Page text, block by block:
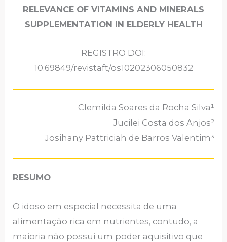
RELEVANCE OF VITAMINS AND MINERALS
SUPPLEMENTATION IN ELDERLY HEALTH
REGISTRO DOI:
10.69849/revistaft/os10202306050832
Clemilda Soares da Rocha Silva¹
Jucilei Costa dos Anjos²
Josihany Pattriciah de Barros Valentim³
RESUMO
O idoso em especial necessita de uma
alimentação rica em nutrientes, contudo, a
maioria não possui um poder aquisitivo que